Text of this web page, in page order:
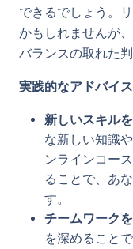
できるでしょう。
かもしれませんが
バランスの取れた
実践的なアドバイス
新しいスキル
な新しい知識
ンラインコー
ることで、あ
す。
チームワーク
を深めること